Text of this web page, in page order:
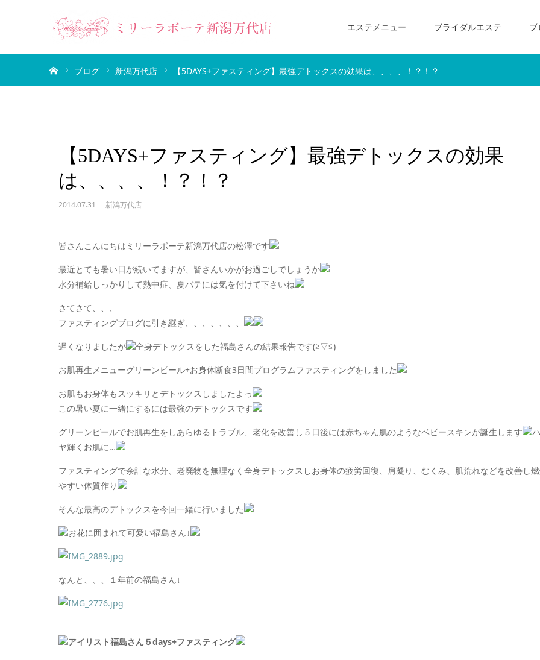
エステメニュー ブライダルエステ ブ
ブログ 新潟万代店 【5DAYS+ファスティング】最強デトックスの効果は、、、、！？！？
【5DAYS+ファスティング】最強デトックスの効果
は、、、、！？！？
2014.07.31 新潟万代店
皆さんこんにちはミリーラボーテ新潟万代店の松澤です
最近とても暑い日が続いてますが、皆さんいかがお過ごしでしょうか
水分補給しっかりして熱中症、夏バテには気を付けて下さいね
さてさて、、、
ファスティングブログに引き継ぎ、、、、、、、
遅くなりましたが 全身デトックスをした福島さんの結果報告です(≧▽≦)
お肌再生メニューグリーンピール+お身体断食3日間プログラムファスティングをしました
お肌もお身体もスッキリとデトックスしましたよっ
この暑い夏に一緒にするには最強のデトックスです
グリーンピールでお肌再生をしあらゆるトラブル、老化を改善し５日後には赤ちゃん肌のようなベビースキンが誕生します
ヤ輝くお肌に…
ファスティングで余計な水分、老廃物を無理なく全身デトックスしお身体の疲労回復、肩凝り、むくみ、肌荒れなどを改善し
やすい体質作り
そんな最高のデトックスを今回一緒に行いました
お花に囲まれて可愛い福島さん↓
なんと、、、１年前の福島さん↓
アイリスト福島さん５days+ファスティング